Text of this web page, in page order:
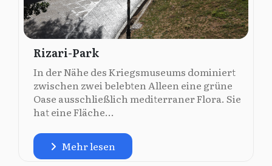
Rizari-Park
In der Nähe des Kriegsmuseums dominiert
zwischen zwei belebten Alleen eine grüne
Oase ausschließlich mediterraner Flora. Sie
hat eine Fläche...
Mehr lesen